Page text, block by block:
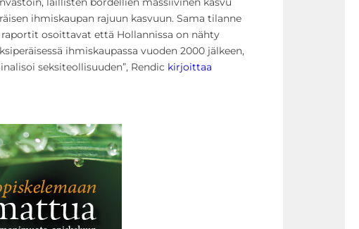
ihmiskaupan rajuun kasvuun. Sama tilanne
raportit osoittavat että Hollannissa on nähty
ihmiskaupassa vuoden 2000 jälkeen,
seksiteollisuuden”, Rendic kirjoittaa